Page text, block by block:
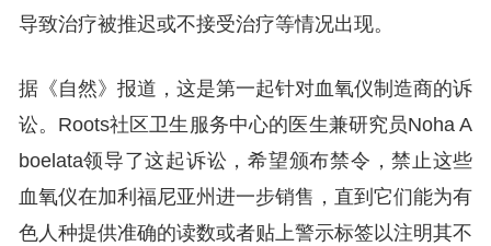
导致治疗被推迟或不接受治疗等情况出现。
据《自然》报道，这是第一起针对血氧仪制造商的诉
讼。Roots社区卫生服务中心的医生兼研究员Noha A
boelata领导了这起诉讼，希望颁布禁令，禁止这些
血氧仪在加利福尼亚州进一步销售，直到它们能为有
色人种提供准确的读数或者贴上警示标签以注明其不